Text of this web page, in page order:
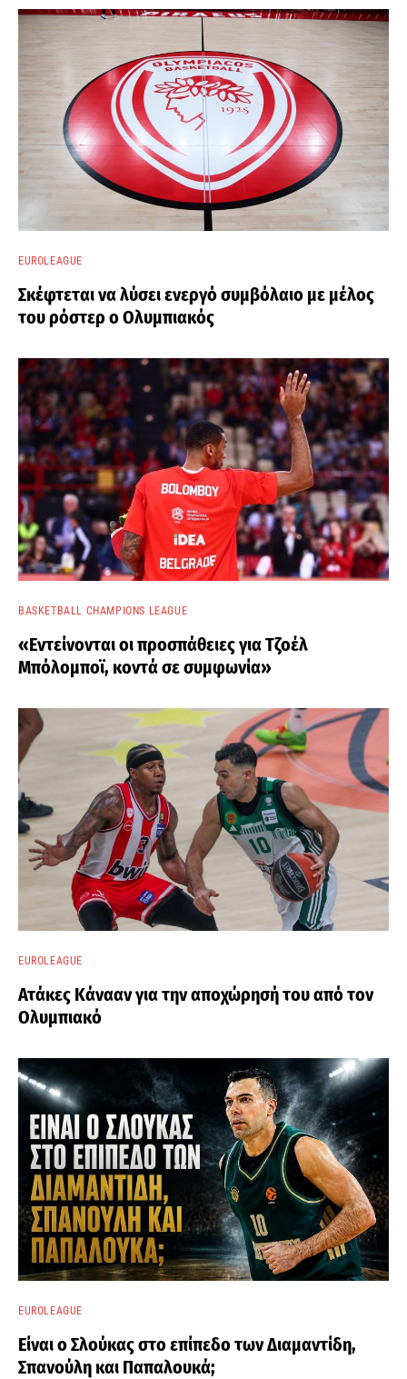
EUROLEAGUE
Σκέφτεται να λύσει ενεργό συμβόλαιο με μέλος
του ρόστερ ο Ολυμπιακός
BASKETBALL CHAMPIONS LEAGUE
«Εντείνονται οι προσπάθειες για Τζοέλ
Μπόλομποϊ, κοντά σε συμφωνία»
EUROLEAGUE
Ατάκες Κάνααν για την αποχώρησή του από τον
Ολυμπιακό
EUROLEAGUE
Είναι ο Σλούκας στο επίπεδο των Διαμαντίδη,
Σπανούλη και Παπαλουκά;